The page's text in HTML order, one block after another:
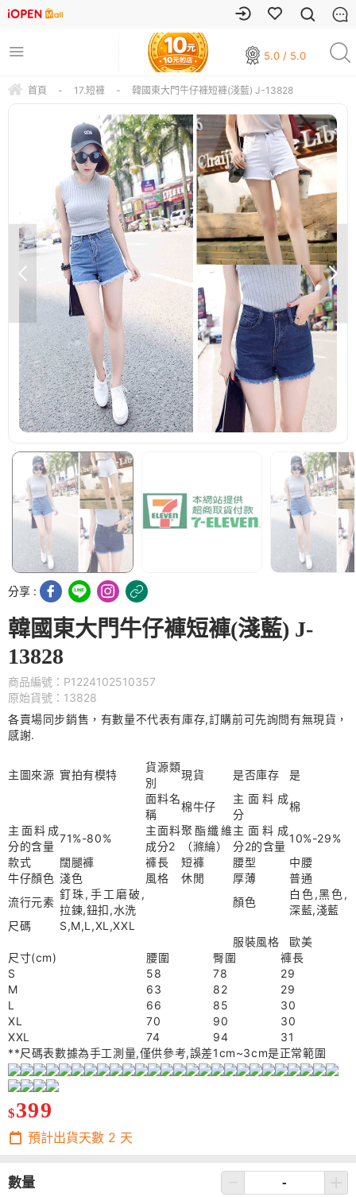
5.0 / 5.0
首頁 - 17.短褲 - 韓國東大門牛仔褲短褲(淺藍) J-13828
分享 :
韓國東大門牛仔褲短褲(淺藍) J-
13828
商品編號：P1224102510357
原始貨號：13828
各賣場同步銷售，有數量不代表有庫存,訂購前可先詢問有無現貨，
感謝.
主圖來源 實拍有模特
貨源類
別
現貨 是否庫存
是
面料名
稱
棉牛仔
主面料成
分
棉
主面料成
分的含量
71%-80%
主面料
成分2
聚酯纖維
（滌綸）
主面料成
分2的含量
10%-29%
款式
闊腿褲 褲長 短褲 腰型
中腰
牛仔顏色 淺色 風格 休閒 厚薄
普通
流行元素
釘珠,手工磨破,
拉鍊,鈕扣,水洗
顏色
白色,黑色,
深藍,淺藍
尺碼
S,M,L,XL,XXL
服裝風格
歐美
尺寸(cm)
腰圍 臀圍
褲長
S
58 78
29
M
63 82
29
L
66 85
30
XL
70 90
30
XXL
74 94
31
**尺碼表數據為手工測量,僅供參考,誤差1cm~3cm是正常範圍
$399
預計出貨天數 2 天
數量